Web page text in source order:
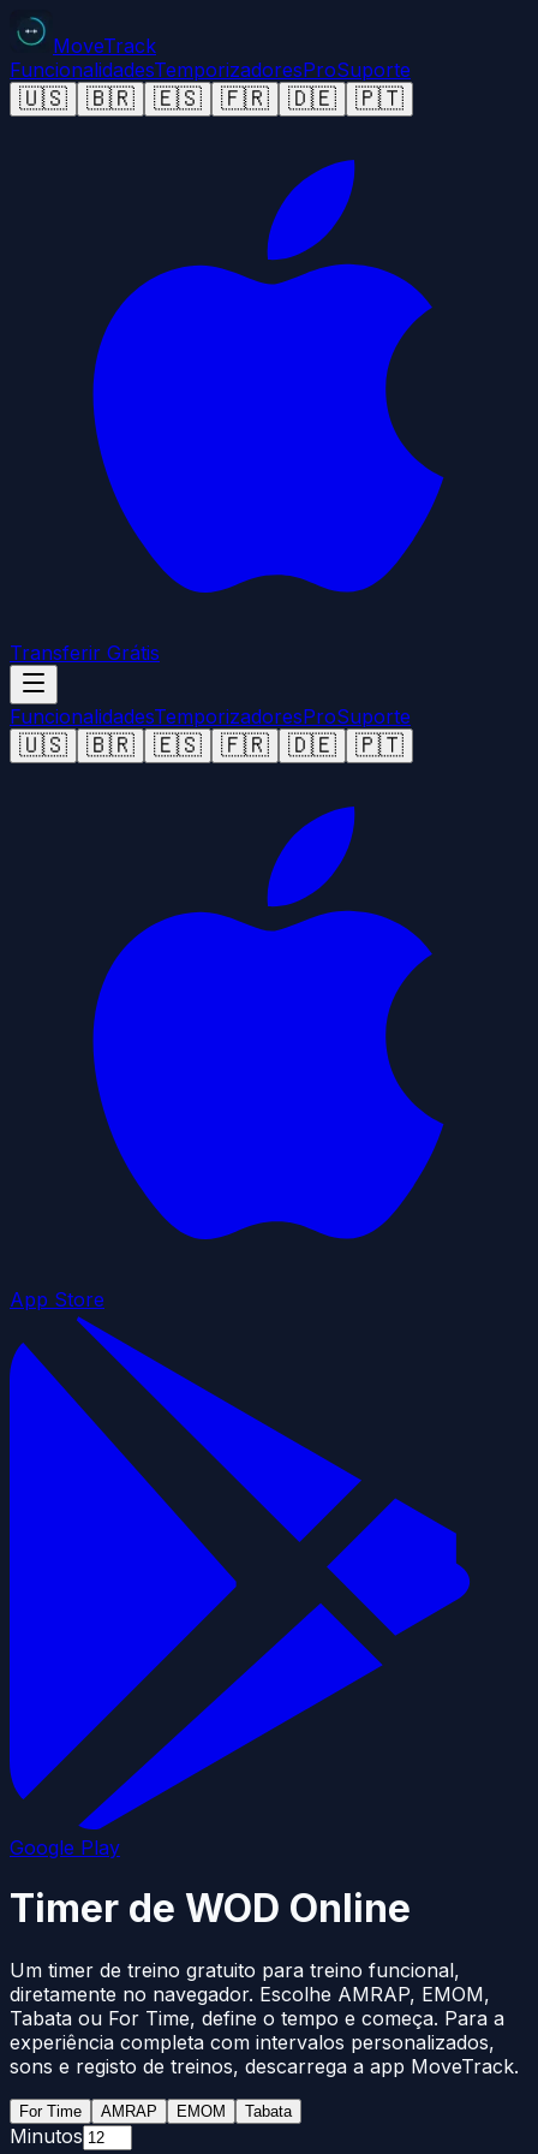
MoveTrack
FuncionalidadesTemporizadoresProSuporte
🇺🇸 🇧🇷 🇪🇸 🇫🇷 🇩🇪 🇵🇹
Transferir Grátis
FuncionalidadesTemporizadoresProSuporte
🇺🇸 🇧🇷 🇪🇸 🇫🇷 🇩🇪 🇵🇹
App Store
Google Play
Timer de WOD Online
Um timer de treino gratuito para treino funcional,
diretamente no navegador. Escolhe AMRAP, EMOM,
Tabata ou For Time, define o tempo e começa. Para a
experiência completa com intervalos personalizados,
sons e registo de treinos, descarrega a app MoveTrack.
For Time AMRAP EMOM Tabata
Minutos